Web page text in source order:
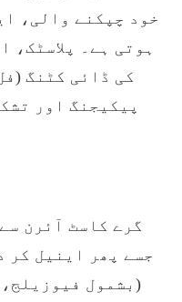
خود چپکنے والی،
ہوتی ہے۔ پلاسٹک،
کی ڈائی کٹنگ
پیکیجنگ اور
جسے پھر اینیل کر
(بشمول